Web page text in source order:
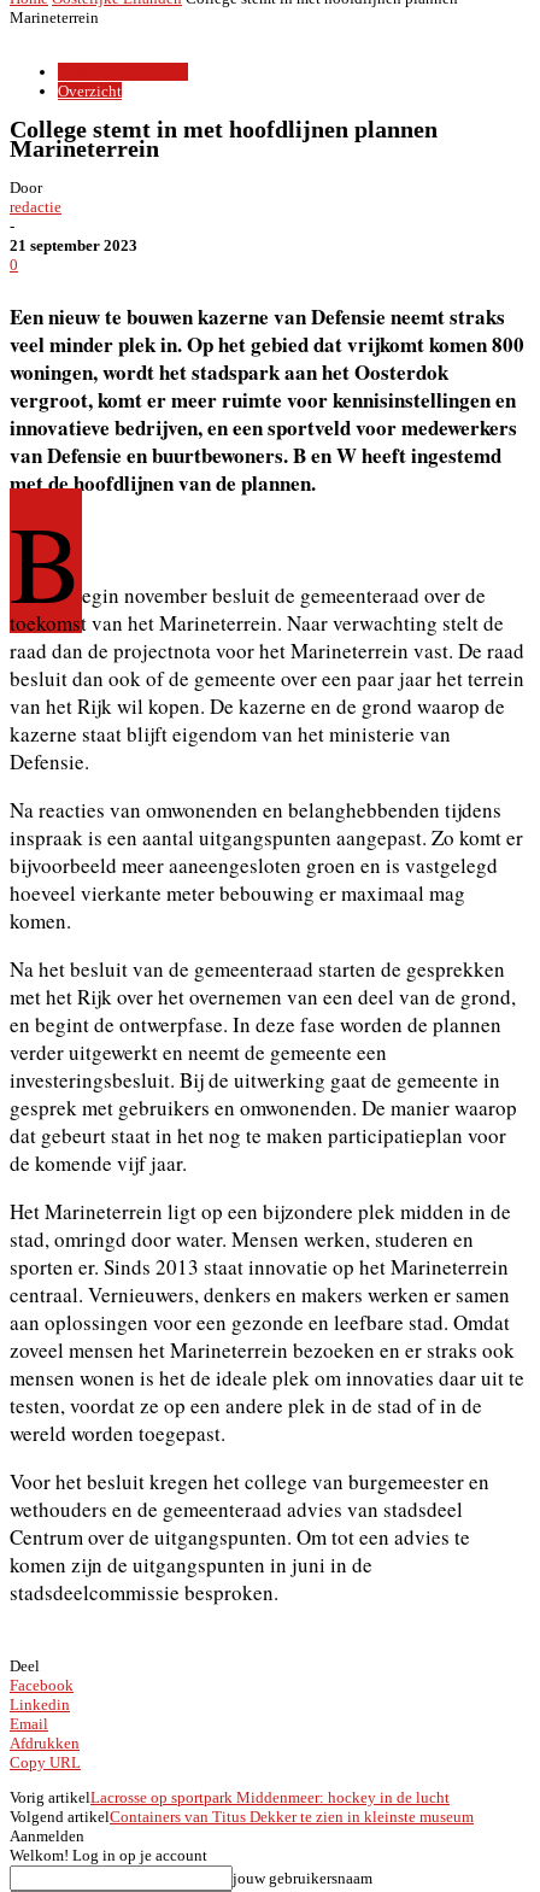
Marineterrein
Overzicht
College stemt in met hoofdlijnen plannen
Marineterrein
Door
redactie
-
21 september 2023
0
Een nieuw te bouwen kazerne van Defensie neemt straks
veel minder plek in. Op het gebied dat vrijkomt komen 800
woningen, wordt het stadspark aan het Oosterdok
vergroot, komt er meer ruimte voor kennisinstellingen en
innovatieve bedrijven, en een sportveld voor medewerkers
van Defensie en buurtbewoners. B en W heeft ingestemd
met de hoofdlijnen van de plannen.
B egin november besluit de gemeenteraad over de
toekomst van het Marineterrein. Naar verwachting stelt de
raad dan de projectnota voor het Marineterrein vast. De raad
besluit dan ook of de gemeente over een paar jaar het terrein
van het Rijk wil kopen. De kazerne en de grond waarop de
kazerne staat blijft eigendom van het ministerie van
Defensie.
Na reacties van omwonenden en belanghebbenden tijdens
inspraak is een aantal uitgangspunten aangepast. Zo komt er
bijvoorbeeld meer aaneengesloten groen en is vastgelegd
hoeveel vierkante meter bebouwing er maximaal mag
komen.
Na het besluit van de gemeenteraad starten de gesprekken
met het Rijk over het overnemen van een deel van de grond,
en begint de ontwerpfase. In deze fase worden de plannen
verder uitgewerkt en neemt de gemeente een
investeringsbesluit. Bij de uitwerking gaat de gemeente in
gesprek met gebruikers en omwonenden. De manier waarop
dat gebeurt staat in het nog te maken participatieplan voor
de komende vijf jaar.
Het Marineterrein ligt op een bijzondere plek midden in de
stad, omringd door water. Mensen werken, studeren en
sporten er. Sinds 2013 staat innovatie op het Marineterrein
centraal. Vernieuwers, denkers en makers werken er samen
aan oplossingen voor een gezonde en leefbare stad. Omdat
zoveel mensen het Marineterrein bezoeken en er straks ook
mensen wonen is het de ideale plek om innovaties daar uit te
testen, voordat ze op een andere plek in de stad of in de
wereld worden toegepast.
Voor het besluit kregen het college van burgemeester en
wethouders en de gemeenteraad advies van stadsdeel
Centrum over de uitgangspunten. Om tot een advies te
komen zijn de uitgangspunten in juni in de
stadsdeelcommissie besproken.
Deel
Facebook
Linkedin
Email
Afdrukken
Copy URL
Vorig artikelLacrosse op sportpark Middenmeer: hockey in de lucht
Volgend artikelContainers van Titus Dekker te zien in kleinste museum
Aanmelden
Welkom! Log in op je account
jouw gebruikersnaam